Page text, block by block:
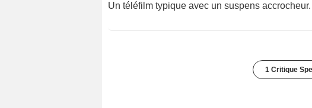
Un téléfilm typique avec un suspens
1 Critique